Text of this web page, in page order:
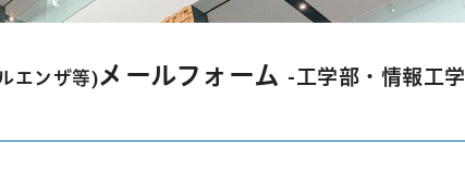
エンザ等)メールフォーム -工学部・情報工学